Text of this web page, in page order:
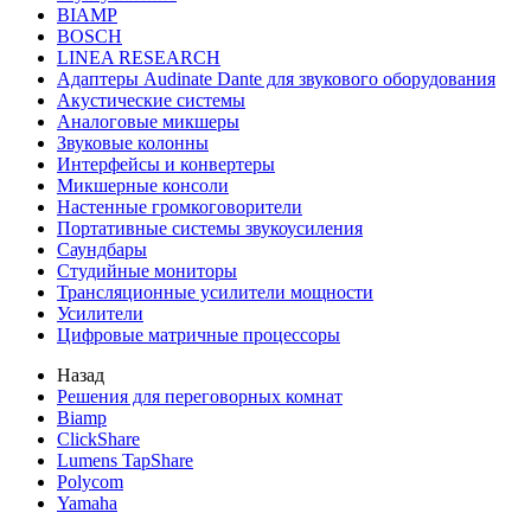
BIAMP
BOSCH
LINEA RESEARCH
Адаптеры Audinate Dante для звукового оборудования
Акустические системы
Аналоговые микшеры
Звуковые колонны
Интерфейсы и конвертеры
Микшерные консоли
Настенные громкоговорители
Портативные системы звукоусиления
Саундбары
Студийные мониторы
Трансляционные усилители мощности
Усилители
Цифровые матричные процессоры
Назад
Решения для переговорных комнат
Biamp
ClickShare
Lumens TapShare
Polycom
Yamaha